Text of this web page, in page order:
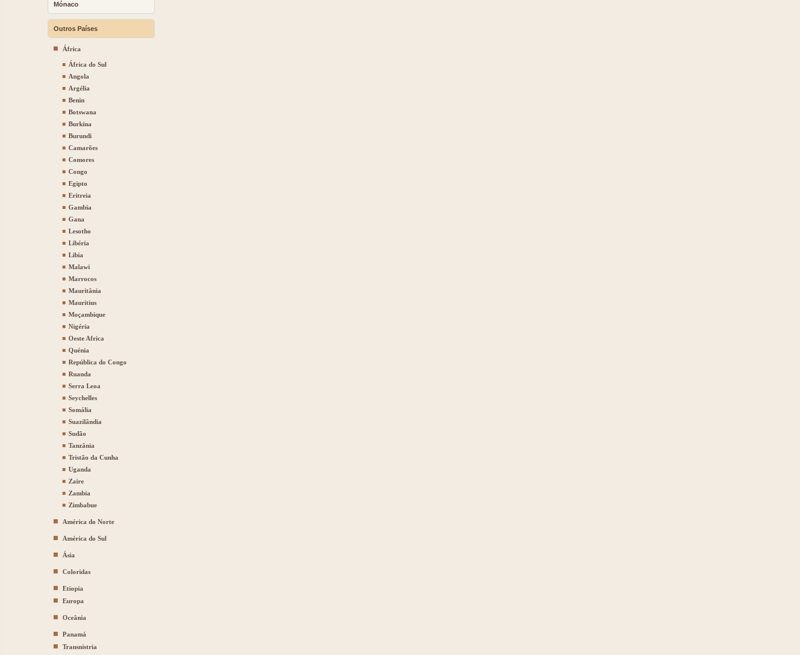
Mónaco
Outros Países
África
África do Sul
Angola
Argélia
Benin
Botswana
Burkina
Burundi
Camarões
Comores
Congo
Egipto
Eritreia
Gambia
Gana
Lesotho
Libéria
Libia
Malawi
Marrocos
Mauritânia
Mauritius
Moçambique
Nigéria
Oeste Africa
Quénia
República do Congo
Ruanda
Serra Leoa
Seychelles
Somália
Suazilândia
Sudão
Tanzânia
Tristão da Cunha
Uganda
Zaire
Zambia
Zimbabue
América do Norte
América do Sul
Ásia
Coloridas
Etiopia
Europa
Oceânia
Panamá
Transnistria